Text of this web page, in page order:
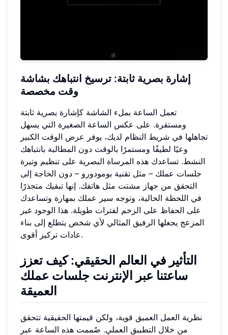
إشارة بصرية ثابتة: ترسيخ انتباهك بشاشة
وقت مخصصة
تعمل الساعة بملء الشاشة كإشارة بصرية ثابتة
ومستقرة. على عكس الساعة الصغيرة التي يسهل
تجاهلها في شريط النظام لديك، يوفر عرض الوقت الكبير
وعيًا لطيفًا ومستمرًا بالوقت دون المطالبة بانتباهك
النشط. تساعدك هذه المرساة البصرية على تنظيم وتيرة
جلسات عملك – مثل تقنية بومودورو – دون الحاجة إلى
التحقق من جهاز مشتت مثل هاتفك. إنها تبقيك متجذرًا
في اللحظة الحالية، وتوجه سير عملك بمهارة وتساعدك
على الحفاظ على الزخم لفترات طويلة. هذا الوجود غير
المزعج يجعلها الرفيق المثالي لأي شخص يتطلع إلى بناء
عادات تركيز أقوى.
التأثير في العالم الحقيقي: كيف تعزز
ساعتنا عبر الإنترنت جلسات عملك
العميقة
نظرية العمل العميق قوية، ولكن قيمتها الحقيقية تتحقق
من خلال التطبيق العملي. صُممت هذه الساعة عبر